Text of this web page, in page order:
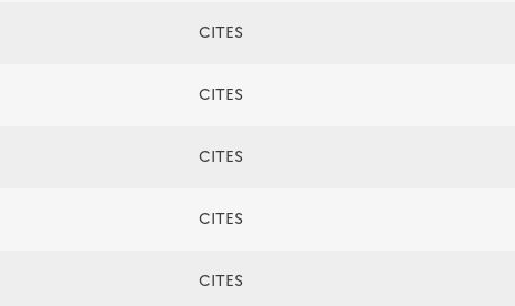
CITES
CITES
CITES
CITES
CITES